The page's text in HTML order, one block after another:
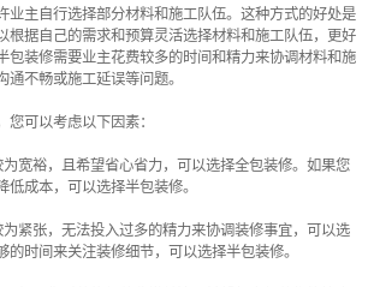
业主自行选择部分材料和施工队伍。这种方式的好处是
根据自己的需求和预算灵活选择材料和施工队伍，更好
包装修需要业主花费较多的时间和精力来协调材料和施
通不畅或施工延误等问题。
您可以考虑以下因素：
宽裕，且希望省心省力，可以选择全包装修。如果您
低成本，可以选择半包装修。
紧张，无法投入过多的精力来协调装修事宜，可以选
的时间来关注装修细节，可以选择半包装修。